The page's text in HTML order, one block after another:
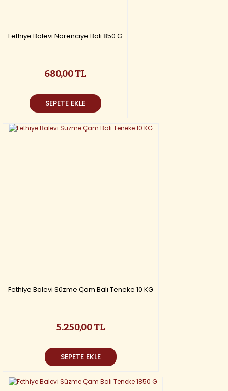
Fethiye Balevi Narenciye Balı 850 G
680,00 TL
SEPETE EKLE
Fethiye Balevi Süzme Çam Balı Teneke 10 KG
5.250,00 TL
SEPETE EKLE